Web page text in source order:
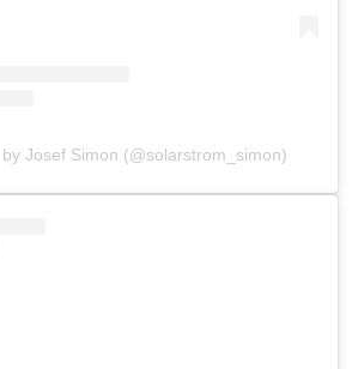
Josef Simon (@solarstrom_simon)